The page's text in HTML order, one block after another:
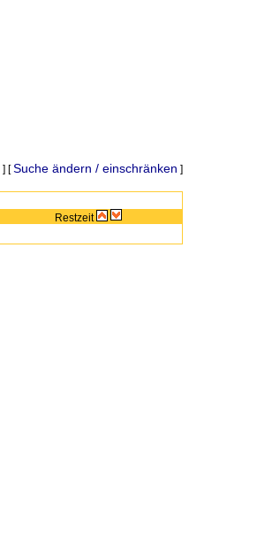
] [Suche ändern / einschränken ]
Restzeit